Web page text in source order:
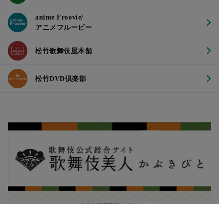
anime Froovie/
アニメフルービー
松竹歌舞伎屋本舗
松竹DVD倶楽部